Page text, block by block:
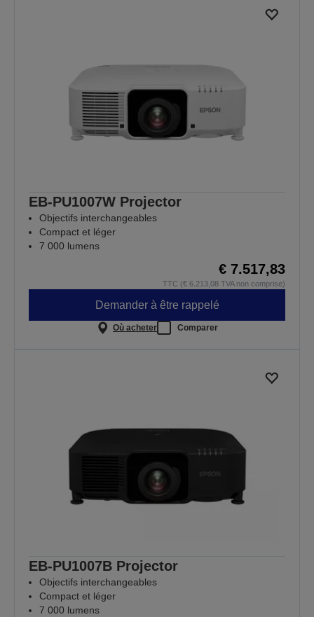
EB-PU1007W Projector
Objectifs interchangeables
Compact et léger
7 000 lumens
€ 7.517,83
TTC (€ 6.213,08 TVA non comprise)
Demander à être rappelé
Où acheter Comparer
EB-PU1007B Projector
Objectifs interchangeables
Compact et léger
7 000 lumens